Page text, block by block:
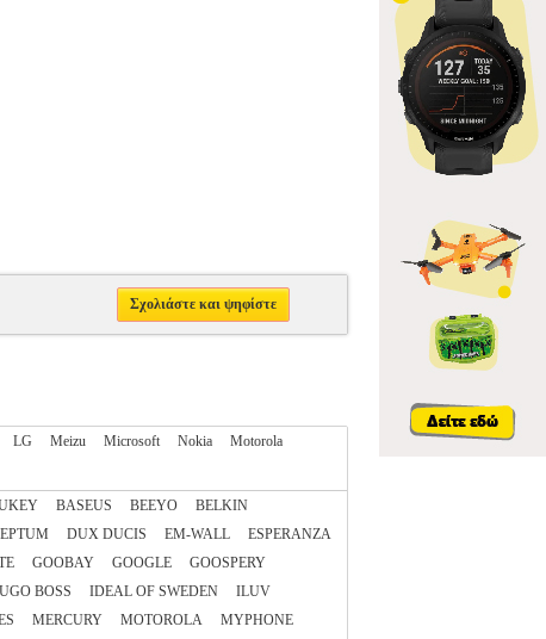
Σχολιάστε και ψηφίστε
LG Meizu Microsoft Nokia
Motorola
BASEUS BEEYO
BELKIN
DUX DUCIS EM-WALL
ESPERANZA
GOOBAY GOOGLE
GOOSPERY
BOSS IDEAL OF SWEDEN
ILUV
MERCURY MOTOROLA
MYPHONE